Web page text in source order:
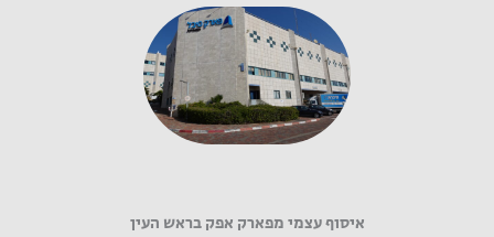
איסוף עצמי מפארק אפק בראש העין